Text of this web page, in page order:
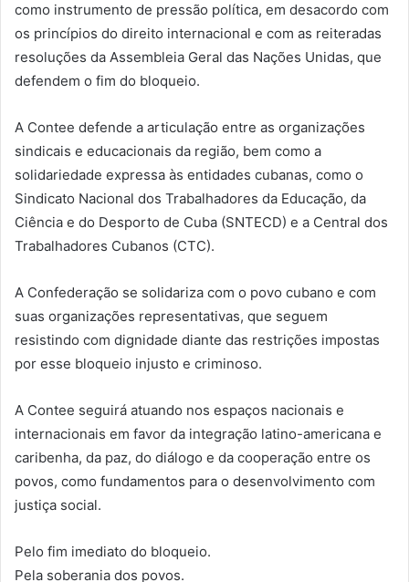
como instrumento de pressão política, em desacordo com
os princípios do direito internacional e com as reiteradas
resoluções da Assembleia Geral das Nações Unidas, que
defendem o fim do bloqueio.
A Contee defende a articulação entre as organizações
sindicais e educacionais da região, bem como a
solidariedade expressa às entidades cubanas, como o
Sindicato Nacional dos Trabalhadores da Educação, da
Ciência e do Desporto de Cuba (SNTECD) e a Central dos
Trabalhadores Cubanos (CTC).
A Confederação se solidariza com o povo cubano e com
suas organizações representativas, que seguem
resistindo com dignidade diante das restrições impostas
por esse bloqueio injusto e criminoso.
A Contee seguirá atuando nos espaços nacionais e
internacionais em favor da integração latino-americana e
caribenha, da paz, do diálogo e da cooperação entre os
povos, como fundamentos para o desenvolvimento com
justiça social.
Pelo fim imediato do bloqueio.
Pela soberania dos povos.